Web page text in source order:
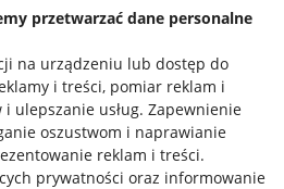
przetwarzać dane personalne
na urządzeniu lub dostęp do
i treści, pomiar reklam i
ulepszanie usług. Zapewnienie
oszustwom i naprawianie
reklam i treści.
prywatności oraz informowanie